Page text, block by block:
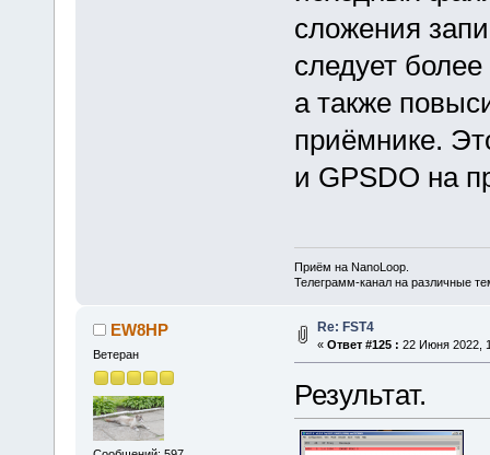
сложения
следует
а также
приёмнике.
и GPSDO на
Приём на NanoLoop.
Телеграмм-канал на различные
EW8HP
Ветеран
Re: FST4
« Ответ #125 : 22 Июня 2022,
Результат.